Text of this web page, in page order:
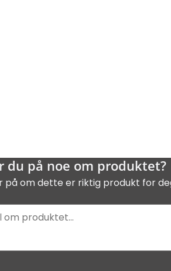
du på noe om produktet?
på om dette er riktig produkt for